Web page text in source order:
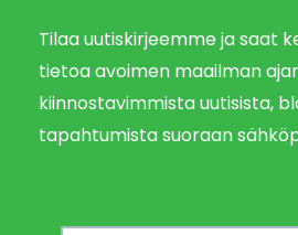
Tilaa uutiskirjeemme ja saat
tietoa avoimen maailman
kiinnostavimmista uutisista,
tapahtumista suoraan